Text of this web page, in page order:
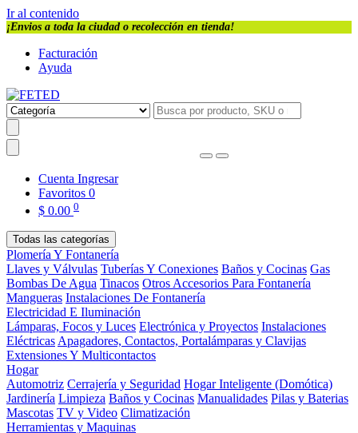
Ir al contenido
¡Envios a toda la ciudad o recolección en tienda!
Facturación
Ayuda
Cuenta Ingresar
Favoritos 0
$ 0.00 0
Todas las categorías
Plomería Y Fontanería
Llaves y Válvulas Tuberías Y Conexiones Baños y Cocinas Gas
Bombas De Agua Tinacos Otros Accesorios Para Fontanería
Mangueras Instalaciones De Fontanería
Electricidad E Iluminación
Lámparas, Focos y Luces Electrónica y Proyectos Instalaciones
Eléctricas Apagadores, Contactos, Portalámparas y Clavijas
Extensiones Y Multicontactos
Hogar
Automotriz Cerrajería y Seguridad Hogar Inteligente (Domótica)
Jardinería Limpieza Baños y Cocinas Manualidades Pilas y Baterias
Mascotas TV y Video Climatización
Herramientas y Maquinas